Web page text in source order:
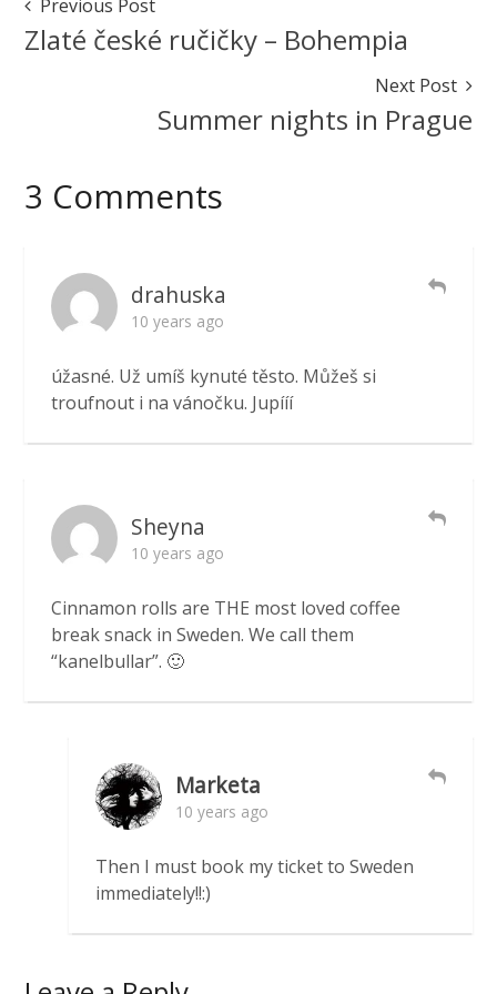
cinnamon
rolls
Navigation
Previous Post
Zlaté české ručičky – Bohempia
Next Post
Summer nights in Prague
3 Comments
drahuska
10 years ago
úžasné. Už umíš kynuté těsto. Můžeš si
troufnout i na vánočku. Jupííí
Sheyna
10 years ago
Cinnamon rolls are THE most loved coffee
break snack in Sweden. We call them
“kanelbullar”. 🙂
Marketa
10 years ago
Then I must book my ticket to Sweden
immediately!!:)